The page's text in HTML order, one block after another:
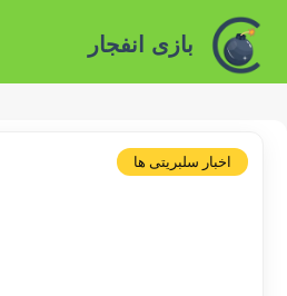
بازی انفجار
اخبار سلبریتی ها